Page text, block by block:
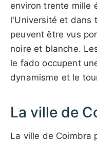
environ trente mille
l'Université et dans
peuvent être vus
noire et blanche.
le fado occupent
dynamisme et le
La ville de
La ville de Coimbra